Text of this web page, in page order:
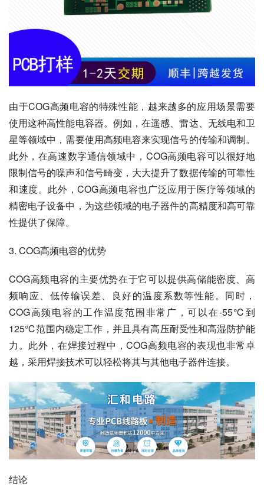
由于COG高频电容的特殊性能，越来越多的应用场景需要
使用这种高性能电容器。例如，在遥感、雷达、无线电和卫
星等领域中，需要使用高频电容来实现信号的传输和调制。
此外，在高速数字通信领域中，COG高频电容可以很好地
限制信号的噪声和信号畸变，大大提升了数据传输的可靠性
和速度。此外，COG高频电容也广泛应用于医疗等领域的
精密电子设备中，为这些领域的电子器件的高精度和高可靠
性提供了保障。
3. COG高频电容的优势
COG高频电容的主要优势在于它可以提供高储能密度、高
频响应、低传输误差、良好的温度系数等性能。同时，
COG高频电容的工作温度范围非常广，可以在-55℃到
125℃范围内稳定工作，并且具有高压耐受性和高湿防护能
力。此外，在焊接过程中，COG高频电容的表现也非常卓
越，采用焊接技术可以轻松将其与其他电子器件连接。
结论